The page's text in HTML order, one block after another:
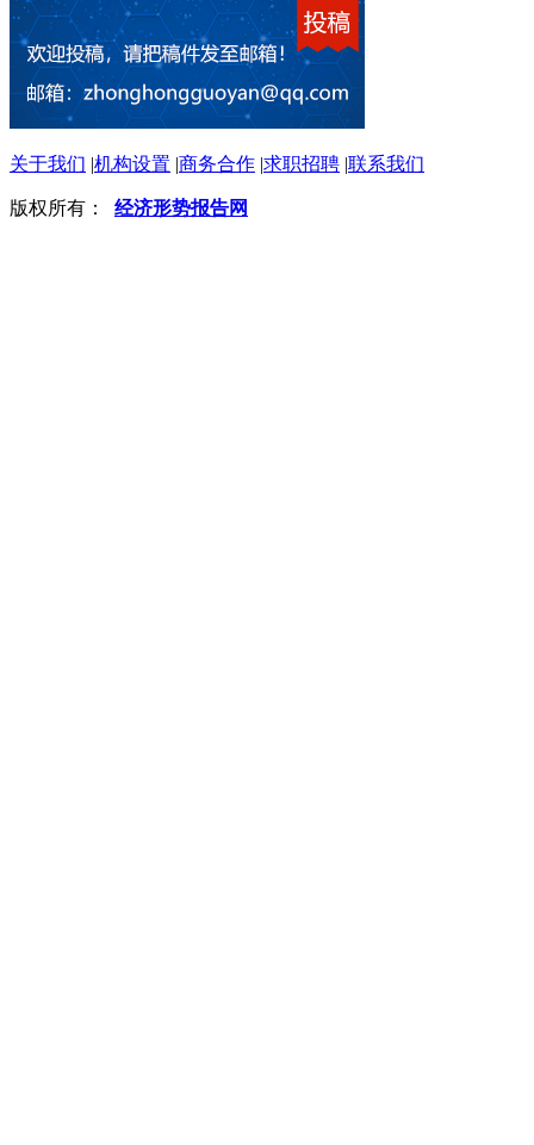
关于我们 |机构设置 |商务合作 |求职招聘 |联系我们
版权所有： 经济形势报告网